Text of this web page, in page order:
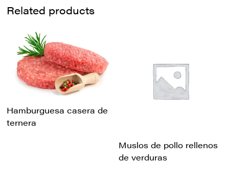
Related products
Hamburguesa casera de
ternera
Muslos de pollo rellenos
de verduras